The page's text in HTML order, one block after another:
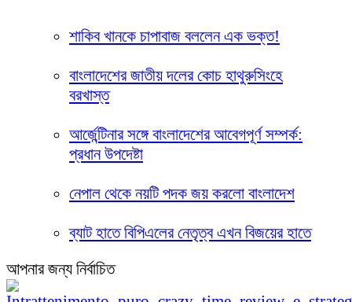
শাকিব খানকে চাপাবাজ বললেন এক ভক্ত!
বাংলাদেশের জাতীয় দলের কোচ হাথুরুসিংহে
বরখাস্ত
আর্জেন্টিনার সঙ্গে বাংলাদেশের আবেগপূর্ণ সম্পর্ক:
প্রধান উপদেষ্টা
নেপাল থেকে নয়টি পদক জয় করলো বাংলাদেশ
ব্যাট হাতে বিপিএলের নেতৃত্ব এখন বিজয়ের হাতে
আপনার জন্য নির্বাচিত